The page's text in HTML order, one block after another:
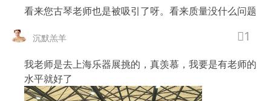
看来您古琴老师也是被吸引了呀。看来质量没什么问题
沉默羔羊 1
我老师是去上海乐器展挑的，真羡慕，我要是有老师的
水平就好了